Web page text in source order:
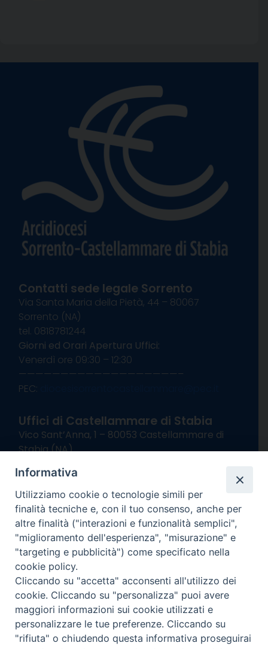
Contatti sede legale Sorrento
Via Santa Maria della Pietà, 44 – 80067
Sorrento (NA)
tel. 0818781244
Giorni ed Orari Apertura Uffici:
Venerdì ore 09:30 – 12:30
———————————————————–
PEC:
Uffici di Castellammare di Stabia
Vico Sant’Anna, 1 – 80053 Castellammare di
Stabia (NA)
Giorni ed Orari Apertura Uffici:
Lunedì e Mercoledì ore 09:00 – 13:00
Uffici Matrimoni:
Lunedì e Mercoledì ore 09:30 – 12:30
seguici su
Channel
Informativa Privacy
COPYRIGHT © 2013-2025
Informativa
Utilizziamo cookie o tecnologie simili per
finalità tecniche e, con il tuo consenso, anche per
altre finalità ("interazioni e funzionalità semplici",
"miglioramento dell'esperienza", "misurazione" e
"targeting e pubblicità") come specificato nella
cookie policy.
Cliccando su "accetta" acconsenti all'utilizzo dei
cookie. Cliccando su "personalizza" puoi avere
maggiori informazioni sui cookie utilizzati e
personalizzare le tue preferenze. Cliccando su
"rifiuta" o chiudendo questa informativa proseguirai